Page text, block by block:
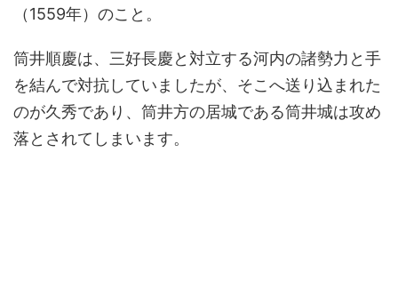
（1559年）のこと。
筒井順慶は、三好長慶と対立する河内の諸勢力と手
を結んで対抗していましたが、そこへ送り込まれた
のが久秀であり、筒井方の居城である筒井城は攻め
落とされてしまいます。